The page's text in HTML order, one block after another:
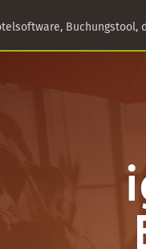
Buchungstool,